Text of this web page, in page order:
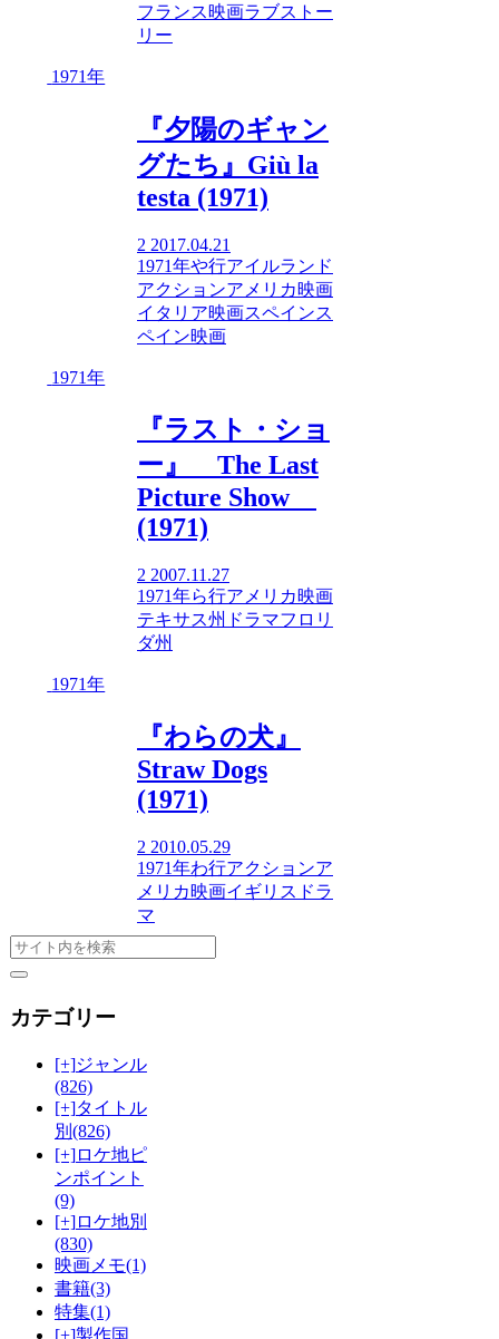
フランス映画ラブストー
リー
1971年
『夕陽のギャン
グたち』Giù la
testa (1971)
2 2017.04.21
1971年や行アイルランド
アクションアメリカ映画
イタリア映画スペインス
ペイン映画
1971年
『ラスト・ショ
ー』 The Last
Picture Show
(1971)
2 2007.11.27
1971年ら行アメリカ映画
テキサス州 ドラマフロリ
ダ州
1971年
『わらの犬』
Straw Dogs
(1971)
2 2010.05.29
1971年わ行アクションア
メリカ映画イギリス ドラ
マ
カテゴリー
[+]ジャンル
(826)
[+]タイトル
別 (826)
[+]ロケ地ピ
ンポイント
(9)
[+]ロケ地別
(830)
映画メモ(1)
書籍(3)
特集(1)
[+]製作国